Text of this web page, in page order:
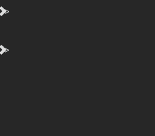
">
">